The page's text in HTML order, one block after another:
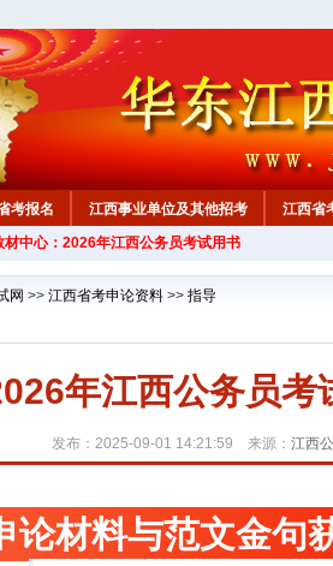
考报名 江西事业单位及其他招考 江西省
材中心：2026年江西公务员考试用书
网 >> 江西省考申论资料 >> 指导
年江西公务员
发布：2025-09-01 14:21:59 来源： 江西
论材料与范文金句